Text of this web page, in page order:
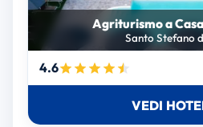
Agriturismo a
Santo Stefano
4.6
VEDI